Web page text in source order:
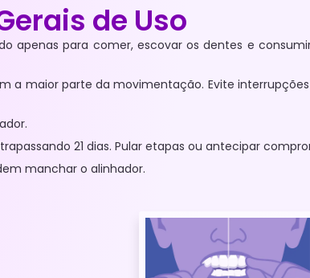
de Uso
apenas para comer, escovar os dentes e
a maior parte da movimentação. Evite interrupções
21 dias. Pular etapas ou antecipar
manchar o alinhador.